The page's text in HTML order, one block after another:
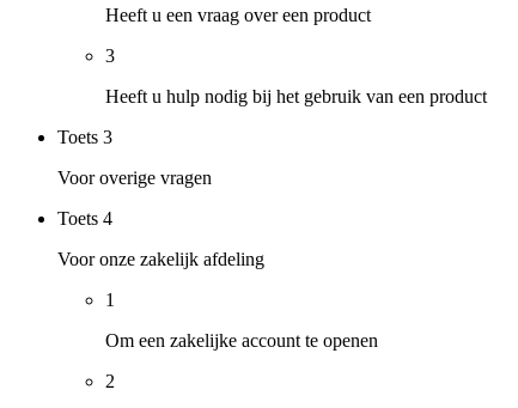
Heeft u een vraag over een product
3
Heeft u hulp nodig bij het gebruik van een product
Toets 3
Voor overige vragen
Toets 4
Voor onze zakelijk afdeling
1
Om een zakelijke account te openen
2